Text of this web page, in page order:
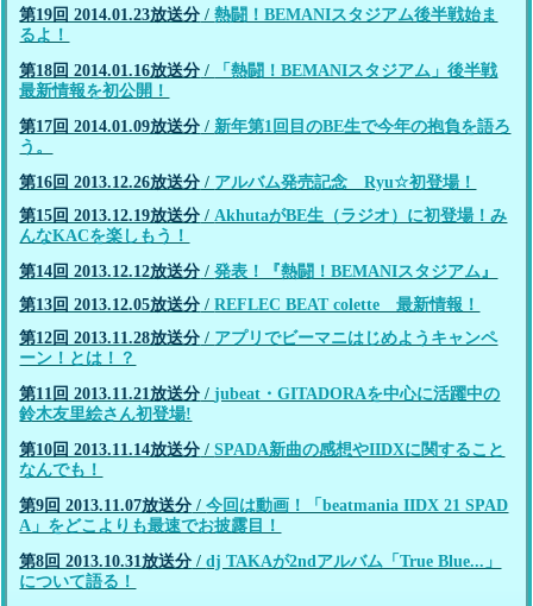
第19回 2014.01.23放送分 /熱闘！BEMANIスタジアム後半戦始ま
るよ！
第18回 2014.01.16放送分 / 「熱闘！BEMANIスタジアム」後半戦
最新情報を初公開！
第17回 2014.01.09放送分 / 新年第1回目のBE生で今年の抱負を語ろ
う。
第16回 2013.12.26放送分 / アルバム発売記念 Ryu☆初登場！
第15回 2013.12.19放送分 / AkhutaがBE生（ラジオ）に初登場！み
んなKACを楽しもう！
第14回 2013.12.12放送分 /発表！『熱闘！BEMANIスタジアム』
第13回 2013.12.05放送分 /REFLEC BEAT colette 最新情報！
第12回 2013.11.28放送分 / アプリでビーマニはじめようキャンペ
ーン！とは！？
第11回 2013.11.21放送分 /jubeat・GITADORAを中心に活躍中の
鈴木友里絵さん初登場!
第10回 2013.11.14放送分 /SPADA新曲の感想やIIDXに関すること
なんでも！
第9回 2013.11.07放送分 /今回は動画！「beatmania IIDX 21 SPAD
A」をどこよりも最速でお披露目！
第8回 2013.10.31放送分 /dj TAKAが2ndアルバム「True Blue...」
について語る！